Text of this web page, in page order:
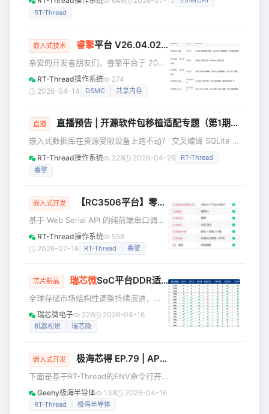
缩 SQLite 文件，节
位——线下验证。EtherCAT多轴同步的周期抖动在真实负载
过去一年，睿擎平台从RC3506单板起步，已形成RC3506、
RC3562、RC3576系列产品矩阵。E
RT-Thread
嵌入式技术 睿擎平台 V26.04.02 发布：DSMC 驱动正式上线，共享内存 NFS 挂载全面支持
亲爱的开发者朋友们，睿擎平台于 2026
年 4 月 2 日正式发布了 V26.04.02 版
本更新。本次更新在 RC3506 与
（SHM）示例工程、NFS 启动脚本增强
以及虚拟网卡默认 IP 自动分配等多项重
要特性，进一步完善了 AMP 混合部署体
验和工业外设驱动生态。 一、更新概览
本次更新覆盖内核、应用 SDK、L
RT-Thread操作系统
274
2026-04-14
DSMC 共享内存
直播 直播预告 | 开源软件包移植适配专题（第1期）：SQLite 从入门到精通
嵌入式数据库在资源受限设备上跑不动？ 交叉编译 SQLite 总
是缺依赖、配置难？ 想在 AMP 双系统下统一数据存储方
案？ 睿擎平台正式推出 「开源软件包移植适配专题」 ，每期
一场直播，带你从零开始把 SQLite 移植到睿擎派，并实现完
整的数据库操作。 直播核心内容 本次直
RT-Thread操作系统 228 2026-04-26
RT-Thread
睿擎
嵌入式开发 【RC3506平台】零安装串口调试终端 —— 浏览器即开即用，80+ 硬件调试命令全收录
基于 Web Serial API 的纯前端串口调试
工具，单文件 HTML，零安装、零依
赖。 支持虚拟终端 ANSI 转义序列解
术报告 Word 版、源
码 serial_terminal.html 一、项目背景
睿擎 RC3506 平台调试过程中，传统串
口助手（XCOM / Putty / SecureCRT）
需要安装客户端，
RT-Thread操作系统
558
2026-07-16
RT-Thread 睿擎
芯片新品 瑞芯微SoC平台DDR适配提速！（第十六期：RV1126B）
全球存储市场结构性调整持续演进，
DDR 颗粒短缺已成为电子产业的共同挑
战。瑞芯微主流 SoC 平台（RK3588、
核心应对思路，已为众多合作伙伴提供
切实解决方案，助力客户于市场波动中
稳健发展。 RV1126B是新一代4K机器视
觉类SOC，在CPU、NPU、AI-ISP、编
解码等能力上全面升级，可运行2B以内
瑞芯微电子 226 2026-04-16
机器视觉 瑞芯微
嵌入式开发 极海芯得 EP.79 | APM32F427在
下面是基于RT-Thread的ENV命令行开
发环境，在APM32F427上使用LwIP网
络协议栈实现网络通信功能的。 1. 工具
Geehy极海半导体 138 2026-04-16
RT-Thread 极海半导体